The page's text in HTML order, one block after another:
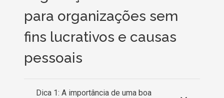
para organizações sem
fins lucrativos e causas
pessoais
Dica 1: A importância de uma boa